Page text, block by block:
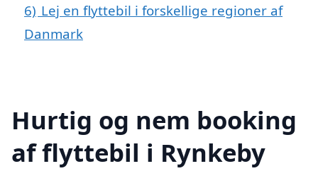
6) Lej en flyttebil i forskellige regioner af
Danmark
Hurtig og nem booking
af flyttebil i Rynkeby